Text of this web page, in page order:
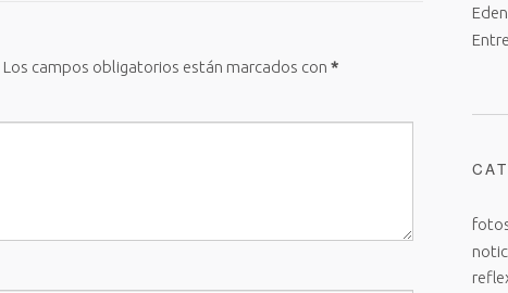
Los campos obligatorios están marcados con *
Eden